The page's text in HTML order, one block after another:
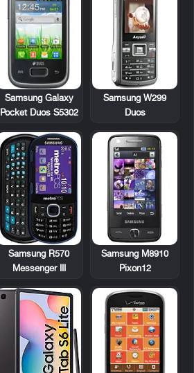
Samsung W299
Duos
Samsung Galaxy
Pocket Duos S5302
Samsung M8910
Pixon12
Samsung R570
Messenger III